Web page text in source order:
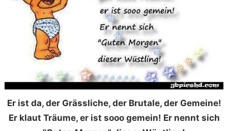
Er ist da, der Grässliche, der Brutale, der Gemeine!
Er klaut Träume, er ist sooo gemein! Er nennt sich